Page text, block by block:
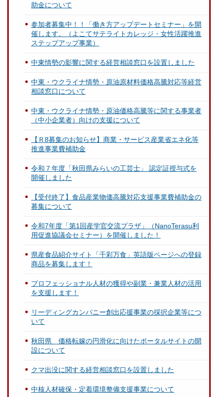
助金について
参加者募集中！！「働き方アップデートセミナー」を開
催します。（よこてサテライトカレッジ・女性活躍推進
ステップアップ事業）
中東情勢の影響に関する経営相談窓口を設置しました
中東・ウクライナ情勢・原油原材料価格高騰対応等経営
相談窓口について
中東・ウクライナ情勢・原油価格高騰等に関する事業者
（中小企業者）向けの支援について
【Ｒ8募集のお知らせ】商業・サービス産業省エネ化等
推進事業費補助金
令和７年度「秋田県みらいの工芸士」 認定証授与式を
開催しました
【受付終了】食品産業物価高騰対応支援事業費補助金の
募集について
令和7年度「第1回産学官交流プラザ」（NanoTerasu利
用促進協議会セミナー）を開催しました！
県産食品紹介サイト「千彩万食」英語版ページへの登録
商品を募集します！
プロフェッショナル人材の獲得や副業・兼業人材の活用
を支援します！
リーディングカンパニー創出応援事業の採択企業等につ
いて
秋田県 価格転嫁の円滑化に向けたポータルサイトの開
設について
クマ出没に関する経営相談窓口を設置しました
中核人材確保・定着環境整備支援事業について